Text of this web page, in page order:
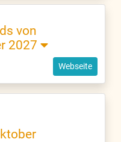
von
2027
Webseite